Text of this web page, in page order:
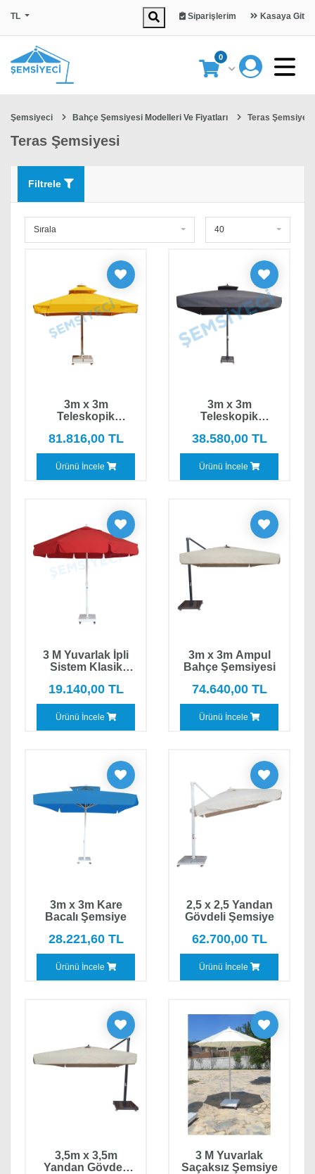
TL Siparişlerim Kasaya Git
0
Şemsiyeci Bahçe Şemsiyesi Modelleri Ve Fiyatları Teras Şemsiyesi
Teras Şemsiyesi
Filtrele
Sırala 40
3m x 3m
Teleskopik
Lüx Şemsiye
81.816,00 TL
Ürünü İncele
3m x 3m
Teleskopik
Eko Şemsiye
38.580,00 TL
Ürünü İncele
3 M Yuvarlak İpli
Sistem Klasik
19.140,00 TL
Ürünü İncele
3m x 3m Ampul
Bahçe Şemsiyesi
74.640,00 TL
Ürünü İncele
3m x 3m Kare
Bacalı Şemsiye
28.221,60 TL
Ürünü İncele
2,5 x 2,5 Yandan
Gövdeli Şemsiye
62.700,00 TL
Ürünü İncele
3,5m x 3,5m
Yandan Gövdeli
3 M Yuvarlak
Saçaksız Şemsiye